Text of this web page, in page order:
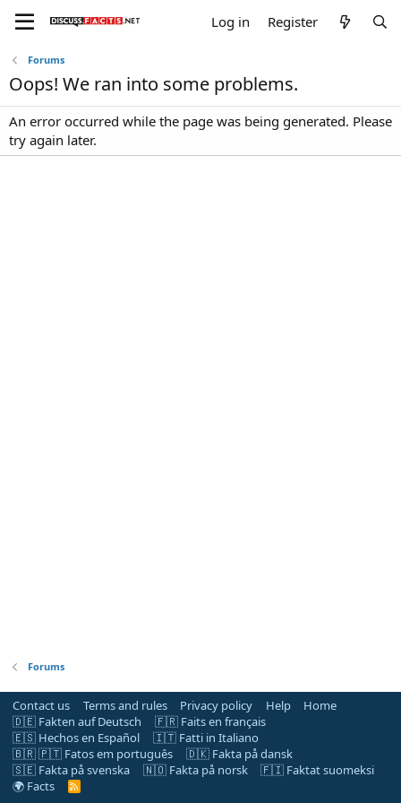
Log in Register
Forums
Oops! We ran into some problems.
An error occurred while the page was being generated. Please
try again later.
Forums
Contact us Terms and rules Privacy policy Help
Home
🇩🇪 Fakten auf Deutsch
🇫🇷 Faits en français
🇪🇸 Hechos en Español
🇮🇹 Fatti in Italiano
🇧🇷 🇵🇹 Fatos em português
🇩🇰 Fakta på dansk
🇸🇪 Fakta på svenska
🇳🇴 Fakta på norsk
🇫🇮 Faktat suomeksi
🌍 Facts
R